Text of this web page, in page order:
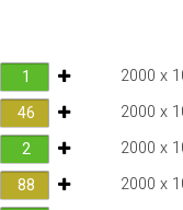
2000 x
2000 x
2000 x
2000 x